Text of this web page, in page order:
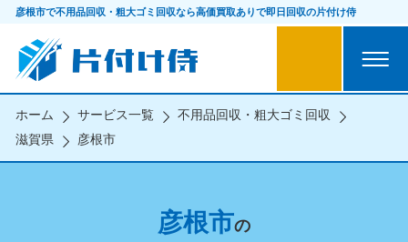
彦根市で不用品回収・粗大ゴミ回収なら高価買取ありで即日回収の片付け侍
ホーム サービス一覧
不用品回収・粗大ゴミ回収
滋賀県
彦根市
彦根市の